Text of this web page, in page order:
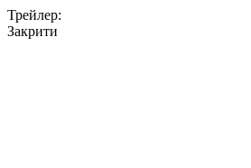
Трейлер:
Закрити